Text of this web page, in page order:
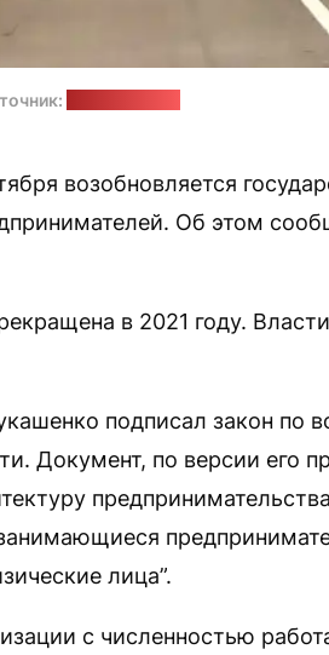
возобновляется
Об этом
в 2021 году.
подписал закон по
Документ, по версии его
лица”.
с численностью